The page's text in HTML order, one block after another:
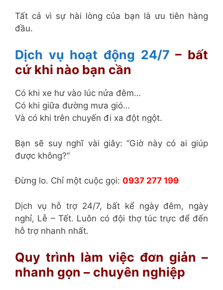
Tất cả vì sự hài lòng của bạn là ưu tiên hàng
đầu.
Dịch vụ hoạt động 24/7 – bất
cứ khi nào bạn cần
Có khi xe hư vào lúc nửa đêm…
Có khi giữa đường mưa gió…
Và có khi trên chuyến đi xa đột ngột.
Bạn sẽ suy nghĩ vài giây: “Giờ này có ai giúp
được không?”
Đừng lo. Chỉ một cuộc gọi: 0937 277 199
Dịch vụ hỗ trợ 24/7, bất kể ngày đêm, ngày
nghỉ, Lễ – Tết. Luôn có đội thợ túc trực để đến
hỗ trợ nhanh nhất.
Quy trình làm việc đơn giản –
nhanh gọn – chuyên nghiệp